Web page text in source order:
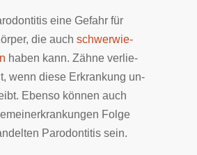
eine Ge­fahr für
die auch schwer­wie­
ha­ben kann. Zäh­ne ver­lie­
wenn die­se Er­kran­kung un­
Eben­so kön­nen auch
Fol­ge
Pa­ro­don­ti­tis sein.